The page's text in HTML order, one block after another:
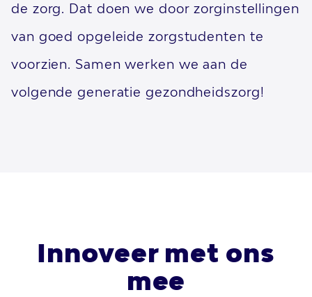
de zorg. Dat doen we door zorginstellingen
van goed opgeleide zorgstudenten te
voorzien. Samen werken we aan de
volgende generatie gezondheidszorg!
Innoveer met ons
mee